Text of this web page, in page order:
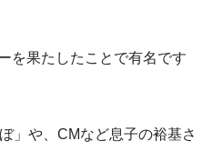
を果たしたことで有名です
」や、CMなど息子の裕基さ